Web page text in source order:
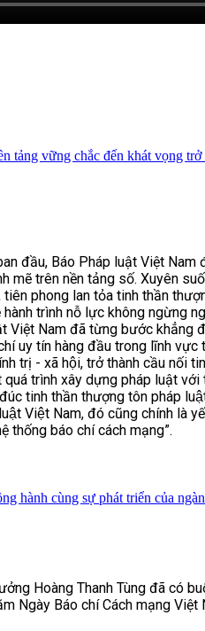
tảng vững chắc đến khát vọng
đầu, Báo Pháp luật Việt Nam
mẽ trên nền tảng số. Xuyên
phong lan tỏa tinh thần
trình nỗ lực không ngừng
Việt Nam đã từng bước khẳng
uy tín hàng đầu trong lĩnh vực
trị - xã hội, trở thành cầu nối
trình xây dựng pháp luật
tinh thần thượng tôn pháp
Việt Nam, đó cũng chính là
thống báo chí cách mạng”.
hành cùng sự phát triển của
Hoàng Thanh Tùng đã có
Ngày Báo chí Cách mạng